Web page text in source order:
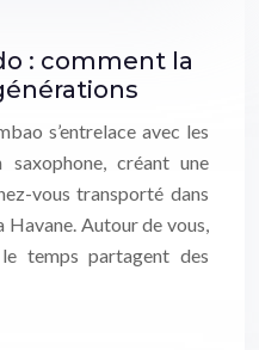
: comment la
s’entrelace avec les
saxophone, créant une
vous transporté dans
Havane. Autour de vous,
temps partagent des